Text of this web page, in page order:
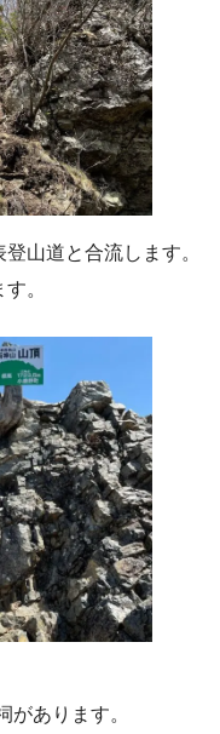
山道と合流します。
。
があります。